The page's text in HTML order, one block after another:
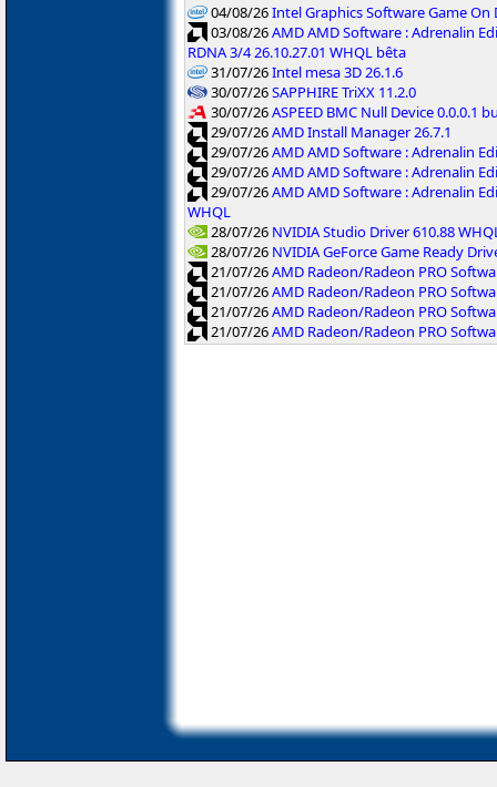
04/08/26Intel Graphics Software Game On
03/08/26AMD AMD Software : Adrenalin
RDNA 3/4 26.10.27.01 WHQL bêta
31/07/26Intel mesa 3D 26.1.6
30/07/26SAPPHIRE TriXX 11.2.0
30/07/26ASPEED BMC Null Device 0.0.0.1
29/07/26AMD Install Manager 26.7.1
29/07/26AMD AMD Software : Adrenalin
29/07/26AMD AMD Software : Adrenalin
29/07/26AMD AMD Software : Adrenalin
WHQL
28/07/26 NVIDIA Studio Driver 610.88
28/07/26 NVIDIA GeForce Game Ready
21/07/26AMD Radeon/Radeon PRO
21/07/26AMD Radeon/Radeon PRO
21/07/26AMD Radeon/Radeon PRO
21/07/26AMD Radeon/Radeon PRO